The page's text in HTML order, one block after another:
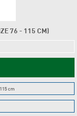
76 - 115 CM)
cm